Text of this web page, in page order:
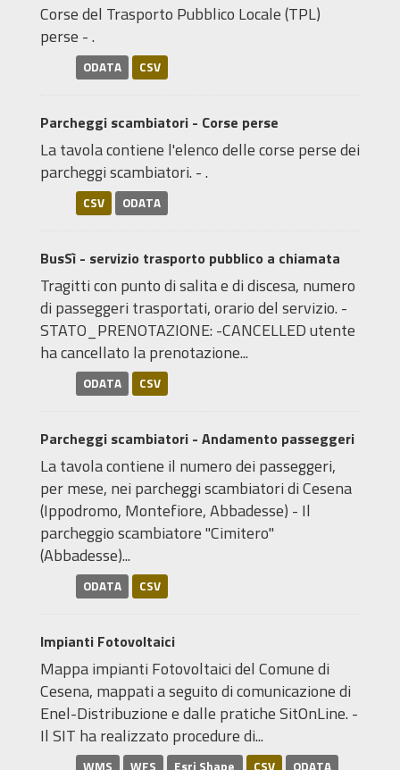
Corse del Trasporto Pubblico Locale (TPL)
perse - .
ODATA CSV
Parcheggi scambiatori - Corse perse
La tavola contiene l'elenco delle corse perse dei
parcheggi scambiatori. - .
CSV ODATA
BusSì - servizio trasporto pubblico a chiamata
Tragitti con punto di salita e di discesa, numero
di passeggeri trasportati, orario del servizio. -
STATO_PRENOTAZIONE: -CANCELLED utente
ha cancellato la prenotazione...
ODATA CSV
Parcheggi scambiatori - Andamento passeggeri
La tavola contiene il numero dei passeggeri,
per mese, nei parcheggi scambiatori di Cesena
(Ippodromo, Montefiore, Abbadesse) - Il
parcheggio scambiatore "Cimitero"
(Abbadesse)...
ODATA CSV
Impianti Fotovoltaici
Mappa impianti Fotovoltaici del Comune di
Cesena, mappati a seguito di comunicazione di
Enel-Distribuzione e dalle pratiche SitOnLine. -
Il SIT ha realizzato procedure di...
WMS WFS Esri Shape CSV ODATA